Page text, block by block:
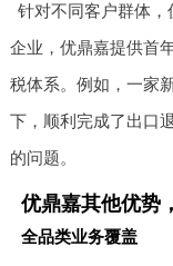
针对不同客户群体
企业，优鼎嘉提供首
税体系。例如，一家
下，顺利完成了出口
的问题。
优鼎嘉其他优势
全品类业务覆盖